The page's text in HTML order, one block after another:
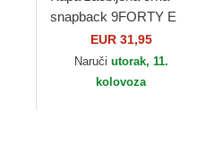
snapback 9FORTY E
Frame Metallic Los
Angeles Lakers NBA
New Era
EUR 31,95
Naruči utorak, 11.
kolovoza